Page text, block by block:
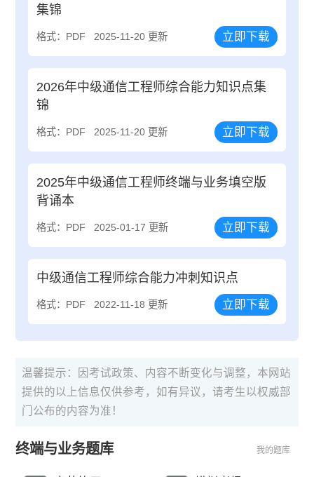
集锦
格式：PDF 2025-11-20 更新 立即下载
2026年中级通信工程师综合能力知识点集
锦
格式：PDF 2025-11-20 更新 立即下载
2025年中级通信工程师终端与业务填空版
背诵本
格式：PDF 2025-01-17 更新 立即下载
中级通信工程师综合能力冲刺知识点
格式：PDF 2022-11-18 更新 立即下载
温馨提示：因考试政策、内容不断变化与调整，本网站
提供的以上信息仅供参考，如有异议，请考生以权威部
门公布的内容为准！
终端与业务题库 我的题库